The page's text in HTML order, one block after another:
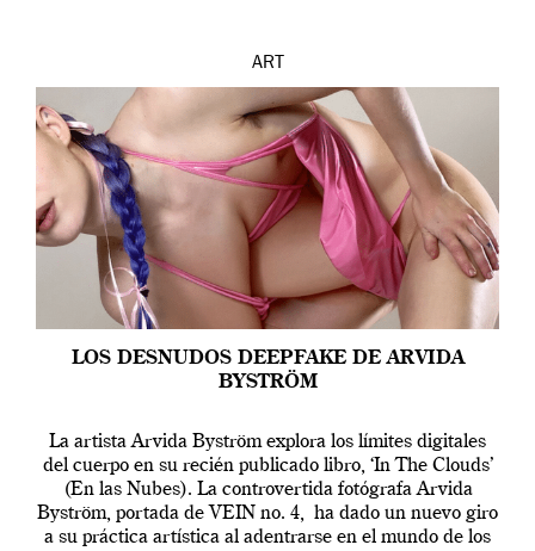
ART
LOS DESNUDOS DEEPFAKE DE ARVIDA
BYSTRÖM
La artista Arvida Byström explora los límites digitales
del cuerpo en su recién publicado libro, ‘In The Clouds’
(En las Nubes). La controvertida fotógrafa Arvida
Byström, portada de VEIN no. 4, ha dado un nuevo giro
a su práctica artística al adentrarse en el mundo de los